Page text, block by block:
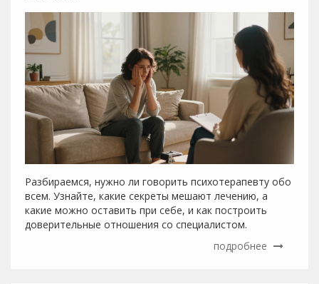
Разбираемся, нужно ли говорить психотерапевту обо
всем. Узнайте, какие секреты мешают лечению, а
какие можно оставить при себе, и как построить
доверительные отношения со специалистом.
подробнее